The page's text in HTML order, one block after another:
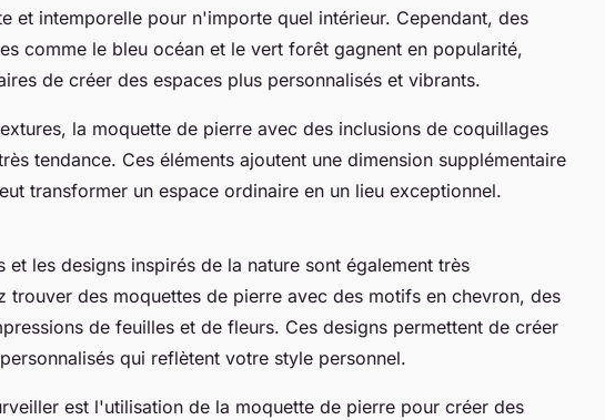
et intemporelle pour n'importe quel intérieur. Cependant, des
comme le bleu océan et le vert forêt gagnent en popularité,
de créer des espaces plus personnalisés et vibrants.
la moquette de pierre avec des inclusions de coquillages
tendance. Ces éléments ajoutent une dimension supplémentaire
transformer un espace ordinaire en un lieu exceptionnel.
et les designs inspirés de la nature sont également très
trouver des moquettes de pierre avec des motifs en chevron, des
de feuilles et de fleurs. Ces designs permettent de créer
qui reflètent votre style personnel.
est l'utilisation de la moquette de pierre pour créer des